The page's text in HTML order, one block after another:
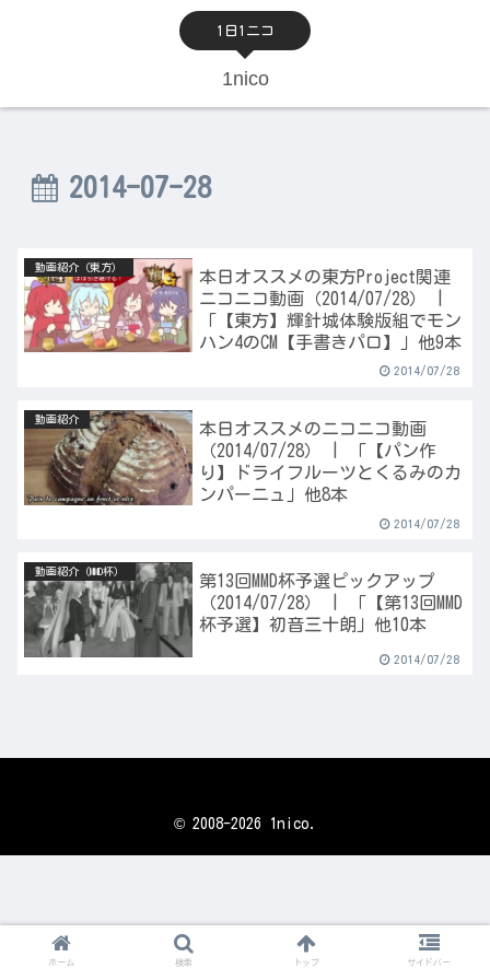
1日1ニコ
1nico
2014-07-28
動画紹介（東方）
本日オススメの東方Project関連
ニコニコ動画（2014/07/28） |
「【東方】輝針城体験版組でモン
ハン4のCM【手書きパロ】」他9本
2014/07/28
動画紹介
本日オススメのニコニコ動画
（2014/07/28） | 「【パン作
り】ドライフルーツとくるみのカ
ンパーニュ」他8本
2014/07/28
動画紹介（MMD杯）
第13回MMD杯予選ピックアップ
（2014/07/28） | 「【第13回MMD
杯予選】初音三十朗」他10本
2014/07/28
© 2008-2026 1nico.
ホーム 検索 トップ サイドバー